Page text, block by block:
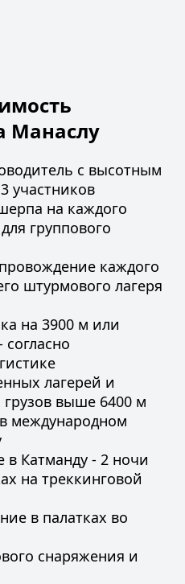
Манаслу
с высотным
участников
на каждого
группового
каждого
штурмового лагеря
на 3900 м или
лагерей и
грузов выше 6400 м
международном
Катманду - 2 ночи
на треккинговой
в палатках во
снаряжения и